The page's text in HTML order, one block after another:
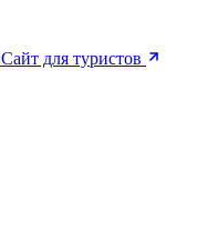
Сайт для туристов